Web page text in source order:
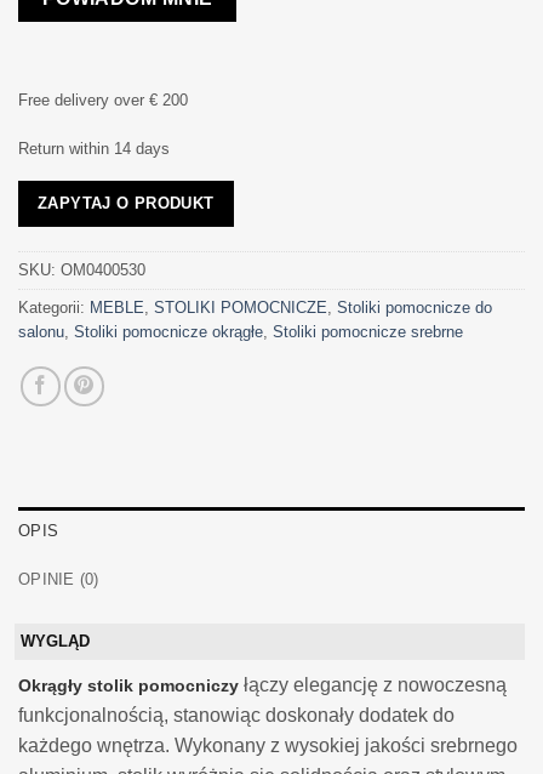
Free delivery over € 200
Return within 14 days
ZAPYTAJ O PRODUKT
SKU: OM0400530
Kategorii: MEBLE, STOLIKI POMOCNICZE, Stoliki pomocnicze do
salonu, Stoliki pomocnicze okrągłe, Stoliki pomocnicze srebrne
OPIS
OPINIE (0)
WYGLĄD
Okrągły stolik pomocniczy łączy elegancję z nowoczesną
funkcjonalnością, stanowiąc doskonały dodatek do
każdego wnętrza. Wykonany z wysokiej jakości srebrnego